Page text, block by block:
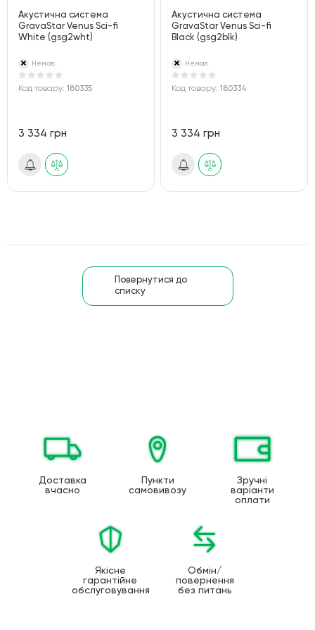
Акустична система
GravaStar Venus Sci-fi
White (gsg2wht)
Немає
Код товару: 180335
3 334 грн
Акустична система
GravaStar Venus Sci-fi
Black (gsg2blk)
Немає
Код товару:180334
3 334 грн
Повернутися до
списку
Доставка
вчасно
Пункти
самовивозу
Зручні
варіанти
оплати
Якісне
гарантійне
обслуговування
Обмін/
повернення
без питань